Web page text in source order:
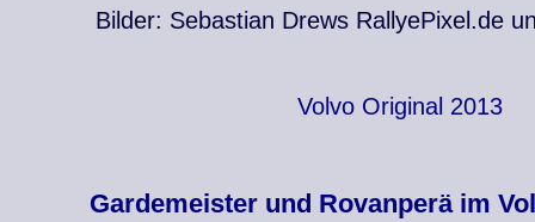
Bilder: Sebastian Drews RallyePixel.de
Volvo Original 2013
Gardemeister und Rovanperä im